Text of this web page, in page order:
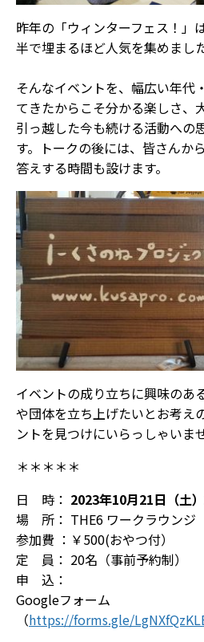
昨年の「ウィンターフェス！」
半で埋まるほど人気を集めました
そんなイベントを、幅広い年代
てきたからこそ分かる楽しさ、
引っ越した今も続ける活動への
す。トークの後には、皆さんか
答えする時間も設けます。
イベントの成り立ちに興味のあ
や団体を立ち上げたいとお考え
ントを見つけにいらっしゃいま
＊＊＊＊＊
日 時： 2023年10月21日（土
場 所： THE6 ワークラウンジ
参加費 ：￥500(おやつ付）
定 員： 20名（事前予約制）
申 込：
Googleフォーム
（https://forms.gle/